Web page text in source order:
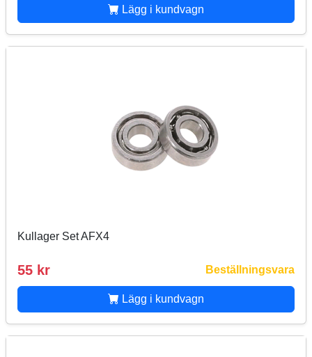
Lägg i kundvagn
Kullager Set AFX4
55 kr Beställningsvara
Lägg i kundvagn